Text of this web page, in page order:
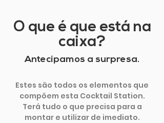
O que é que está na
caixa?
Antecipamos a surpresa.
Estes são todos os elementos que
compõem esta Cocktail Station.
Terá tudo o que precisa para a
montar e utilizar de imediato.